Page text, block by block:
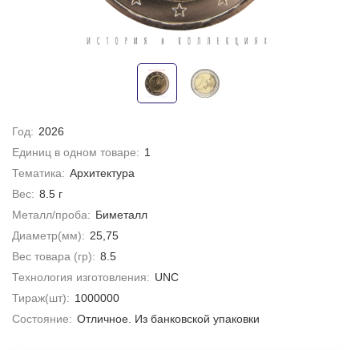
Год: 2026
Единиц в одном товаре: 1
Тематика: Архитектура
Вес: 8.5 г
Металл/проба: Биметалл
Диаметр(мм): 25,75
Вес товара (гр): 8.5
Технология изготовления: UNC
Тираж(шт): 1000000
Состояние: Отличное. Из банковской упаковки